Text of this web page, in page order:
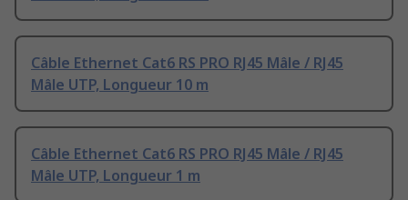
Câble Ethernet Cat6 RS PRO RJ45 Mâle / RJ45
Mâle UTP, Longueur 10 m
Câble Ethernet Cat6 RS PRO RJ45 Mâle / RJ45
Mâle UTP, Longueur 1 m